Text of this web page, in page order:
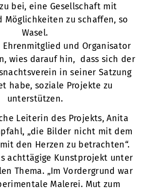
bei, eine Gesellschaft mit
Möglichkeiten zu schaffen, so
Wasel.
Ehrenmitglied und Organisator
wies darauf hin, dass sich der
in seiner Satzung
habe, soziale Projekte zu
unterstützen.
Leiterin des Projekts, Anita
„die Bilder nicht mit dem
den Herzen zu betrachten“.
achttägige Kunstprojekt unter
Thema. „Im Vordergrund war
Malerei. Mut zum